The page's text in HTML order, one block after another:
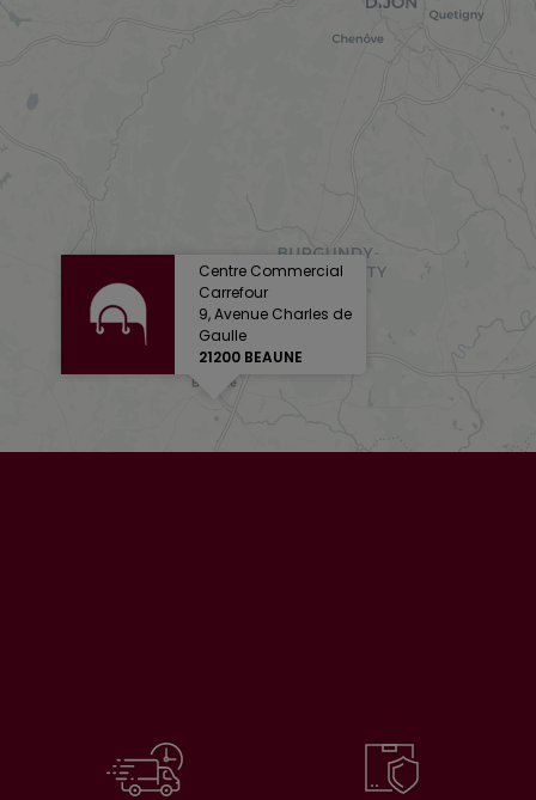
Centre Commercial
Carrefour
9, Avenue Charles de
Gaulle
21200 BEAUNE